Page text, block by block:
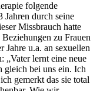
folgende
durch seine
Missbrauch hatte
zu Frauen
Jahre u.a. an sexuellen
„Vater lernt eine neue
gleich bei uns ein. Ich
gemerkt das sie total